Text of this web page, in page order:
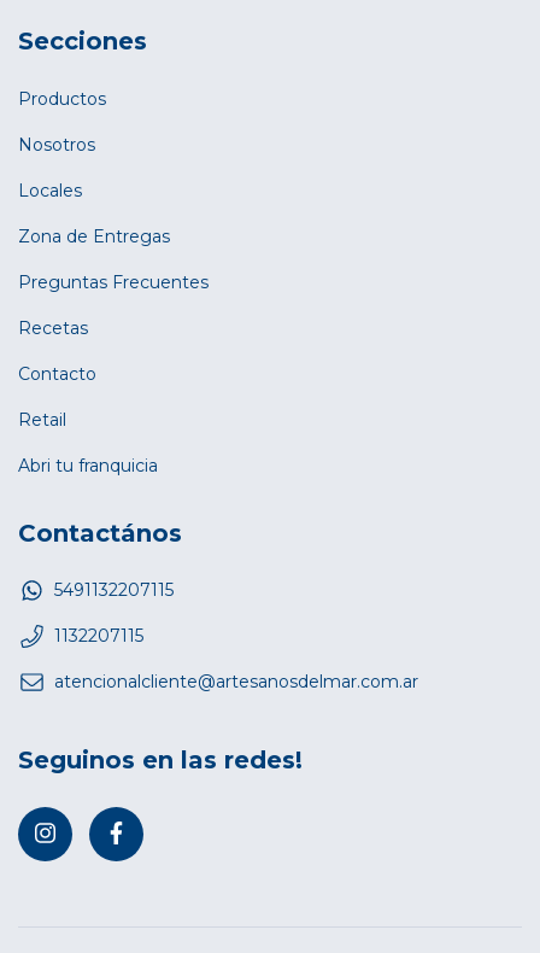
Secciones
Productos
Nosotros
Locales
Zona de Entregas
Preguntas Frecuentes
Recetas
Contacto
Retail
Abri tu franquicia
Contactános
5491132207115
1132207115
atencionalcliente@artesanosdelmar.com.ar
Seguinos en las redes!